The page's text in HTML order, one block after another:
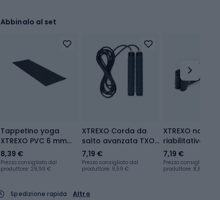
Abbinalo al set
Tappetino yoga
XTREXO PVC 6 mm
nero
8,39 €
Prezzo consigliato dal
produttore: 29,99 €
XTREXO Corda da
salto avanzata TXO-
B4Z062-BK nero
7,19 €
Prezzo consigliato dal
produttore: 9,59 €
XTREXO nastro
riabilitativo
B4Z072-BK 12-
nero
7,19 €
Prezzo consigliato dal
produttore: 8,89 €
Spedizione rapida
Altro